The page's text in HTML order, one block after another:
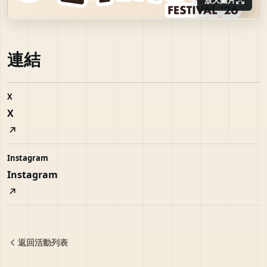
連結
X
X
Instagram
Instagram
返回活動列表